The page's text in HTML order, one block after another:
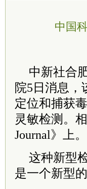
中国
中新社合
院5日消息，
定位和捕获
灵敏检测。
Journal》上。
这种新型
是一个新型